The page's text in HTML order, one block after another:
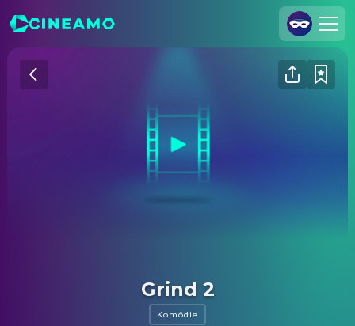
Cineamo für Unternehmen
Kontakt
Impressum
Grind 2
Komödie